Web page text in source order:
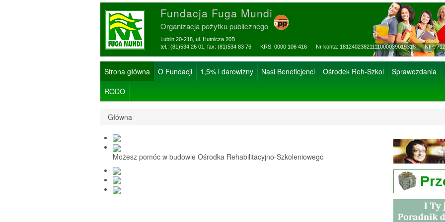
Fundacja Fuga Mundi
Organizacja pożytku publicznego
Lublin 20-218, ul. Hutnicza 20B
tel.: (81)534 26 01, fax: (81)534 83 76 KRS: 0000 106 416 Nr konta: 18124023821111000039019318 NIP:
Strona główna O Fundacji 1,5% i darowizny Nasi Beneficjenci Ośrodek Reh-Szkol Sprawozdania
RODO
Główna
Możesz pomóc w budowie Ośrodka Rehabilitacyjno-Szkoleniowego